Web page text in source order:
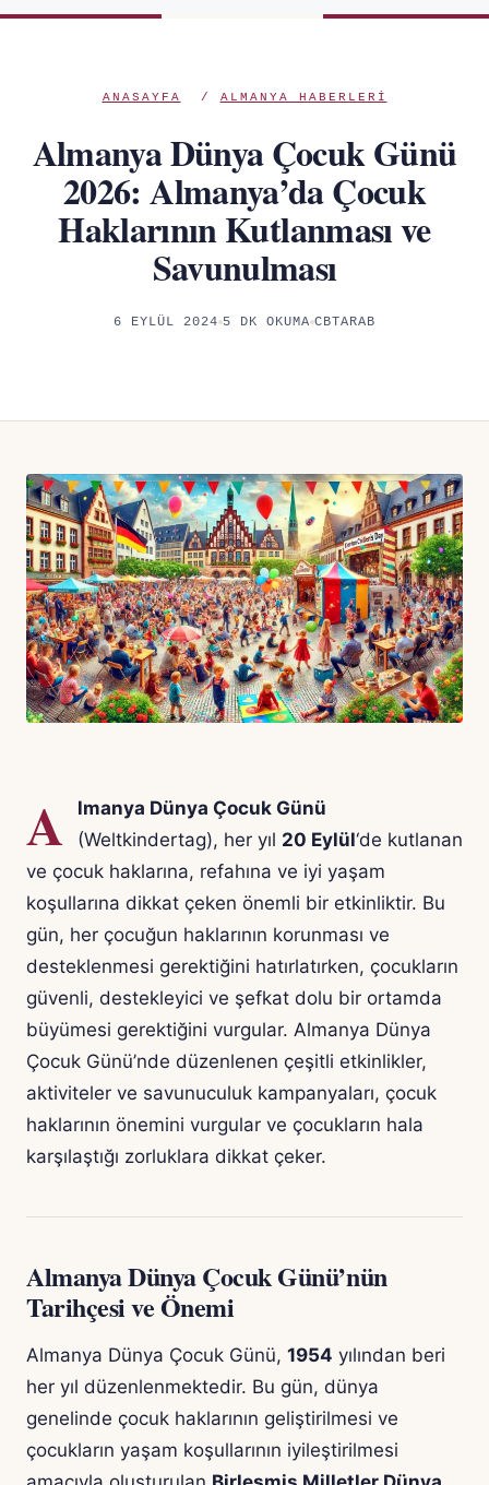
ANASAYFA / ALMANYA HABERLERI
Almanya Dünya Çocuk Günü
2026: Almanya’da Çocuk
Haklarının Kutlanması ve
Savunulması
6 EYLÜL 2024 5 DK OKUMA CBTARAB
A
lmanya Dünya Çocuk Günü
(Weltkindertag), her yıl 20 Eylül‘de kutlanan
ve çocuk haklarına, refahına ve iyi yaşam
koşullarına dikkat çeken önemli bir etkinliktir. Bu
gün, her çocuğun haklarının korunması ve
desteklenmesi gerektiğini hatırlatırken, çocukların
güvenli, destekleyici ve şefkat dolu bir ortamda
büyümesi gerektiğini vurgular. Almanya Dünya
Çocuk Günü’nde düzenlenen çeşitli etkinlikler,
aktiviteler ve savunuculuk kampanyaları, çocuk
haklarının önemini vurgular ve çocukların hala
karşılaştığı zorluklara dikkat çeker.
Almanya Dünya Çocuk Günü’nün
Tarihçesi ve Önemi
Almanya Dünya Çocuk Günü, 1954 yılından beri
her yıl düzenlenmektedir. Bu gün, dünya
genelinde çocuk haklarının geliştirilmesi ve
çocukların yaşam koşullarının iyileştirilmesi